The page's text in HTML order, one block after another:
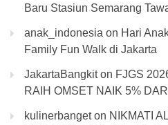
Baru Stasiun Semarang
anak_indonesia on Hari
Family Fun Walk di Jakarta
JakartaBangkiton FJGS
RAIH OMSET NAIK 5%
kulinerbangeton NIKMATI